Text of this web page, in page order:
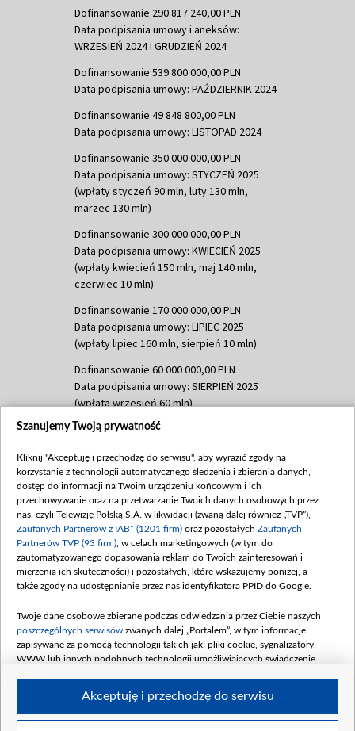
Dofinansowanie 290 817 240,00 PLN
Data podpisania umowy i aneksów:
WRZESIEŃ 2024 i GRUDZIEŃ 2024
Dofinansowanie 539 800 000,00 PLN
Data podpisania umowy: PAŹDZIERNIK 2024
Dofinansowanie 49 848 800,00 PLN
Data podpisania umowy: LISTOPAD 2024
Dofinansowanie 350 000 000,00 PLN
Data podpisania umowy: STYCZEŃ 2025
(wpłaty styczeń 90 mln, luty 130 mln,
marzec 130 mln)
Dofinansowanie 300 000 000,00 PLN
Data podpisania umowy: KWIECIEŃ 2025
(wpłaty kwiecień 150 mln, maj 140 mln,
czerwiec 10 mln)
Dofinansowanie 170 000 000,00 PLN
Data podpisania umowy: LIPIEC 2025
(wpłaty lipiec 160 mln, sierpień 10 mln)
Dofinansowanie 60 000 000,00 PLN
Data podpisania umowy: SIERPIEŃ 2025
(wpłata wrzesień 60 mln)
Dofinansowanie 635 783 051,21 PLN
(wpłata wrzesień 100 mln, październik 350
mln, listopad 265 mln)
Dofinansowanie 48 862 000,00 PLN
Data podpisania umowy: GRUDZIEŃ 2025
(wpłata grudzień 60,548 mln)
Dofinansowanie 900 000 000,00 PLN
Data podpisania umowy: LUTY 2026 (wpłata
kwiecień 180 mln, 7 maja 180 mln, 8
czerwca 90 mln)
Dofinansowanie 250 000 000,00 PLN
4 sierpnia 250 mln
Szanujemy Twoją prywatność
Kliknij "Akceptuję i przechodzę do serwisu", aby wyrazić zgody na
korzystanie z technologii automatycznego śledzenia i zbierania danych,
dostęp do informacji na Twoim urządzeniu końcowym i ich
przechowywanie oraz na przetwarzanie Twoich danych osobowych przez
nas, czyli Telewizję Polską S.A. w likwidacji (zwaną dalej również „TVP”),
Zaufanych Partnerów z IAB* (1201 firm) oraz pozostałych Zaufanych
Partnerów TVP (93 firm) , w celach marketingowych (w tym do
zautomatyzowanego dopasowania reklam do Twoich zainteresowań i
mierzenia ich skuteczności) i pozostałych, które wskazujemy poniżej, a
także zgody na udostępnianie przez nas identyfikatora PPID do Google.
Twoje dane osobowe zbierane podczas odwiedzania przez Ciebie naszych
poszczególnych serwisów zwanych dalej „Portalem”, w tym informacje
zapisywane za pomocą technologii takich jak: pliki cookie, sygnalizatory
WWW lub innych podobnych technologii umożliwiających świadczenie
Akceptuję i przechodzę do serwisu